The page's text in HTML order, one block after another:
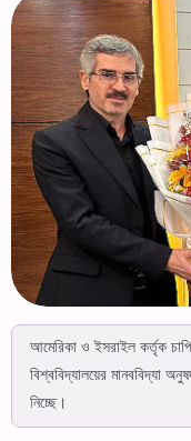
আমেরিকা ও ইসরাইল কর্তৃক
বিশ্ববিদ্যালয়ের মানববিদ্যা
নিচ্ছে।